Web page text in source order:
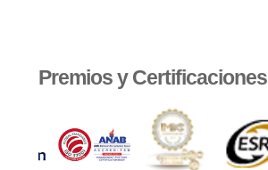
Premios y Certificaciones